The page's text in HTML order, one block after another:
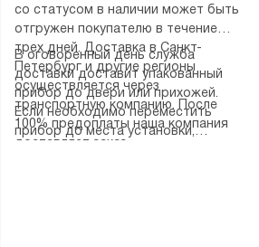
со статусом в наличии может быть
отгружен покупателю в течение
трех дней. Доставка в Санкт-
Петербург и другие регионы
осуществляется через
транспортную компанию. После
100% предоплаты наша компания
доставляет заказ
В оговоренный день служба
доставки доставит упакованный
прибор до двери или прихожей.
Если необходимо переместить
прибор до места установки,